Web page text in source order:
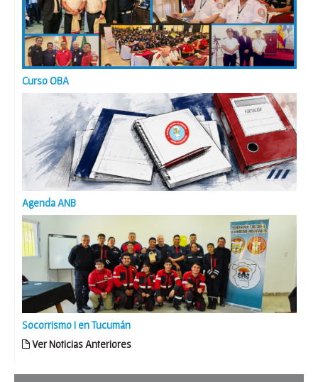
Curso OBA
Agenda ANB
Socorrismo I en Tucumán
Ver Noticias Anteriores